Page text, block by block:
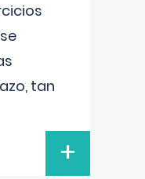
tan
+